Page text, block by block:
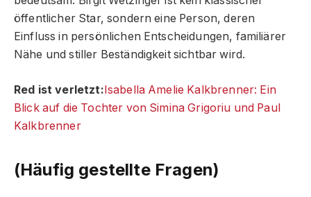
öffentlicher Star, sondern eine Person, deren
Einfluss in persönlichen Entscheidungen, familiärer
Nähe und stiller Beständigkeit sichtbar wird.
Red ist verletzt:Isabella Amelie Kalkbrenner: Ein
Blick auf die Tochter von Simina Grigoriu und Paul
Kalkbrenner
(Häufig gestellte Fragen)